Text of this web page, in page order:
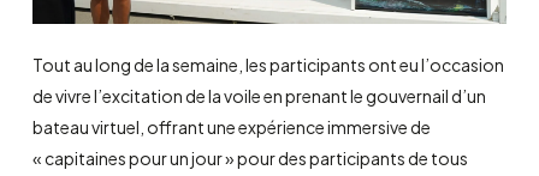
Tout au long de la semaine, les participants ont eu l’occasion
de vivre l’excitation de la voile en prenant le gouvernail d’un
bateau virtuel, offrant une expérience immersive de
« capitaines pour un jour » pour des participants de tous